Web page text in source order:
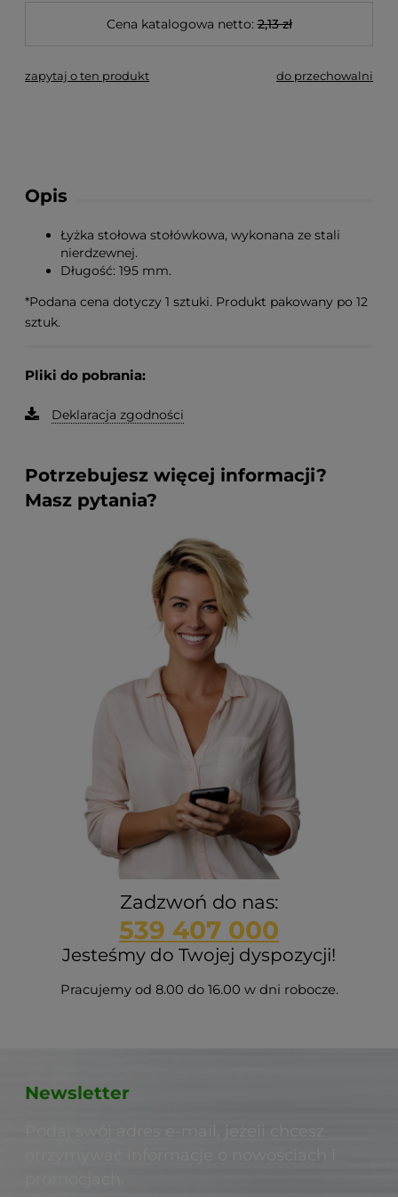
Cena katalogowa netto: 2,13 zł
zapytaj o ten produkt do przechowalni
Opis
Łyżka stołowa stołówkowa, wykonana ze stali
nierdzewnej.
Długość: 195 mm.
*Podana cena dotyczy 1 sztuki. Produkt pakowany po 12
sztuk.
Pliki do pobrania:
Deklaracja zgodności
Potrzebujesz więcej informacji?
Masz pytania?
Zadzwoń do nas:
539 407 000
Jesteśmy do Twojej dyspozycji!
Pracujemy od 8.00 do 16.00 w dni robocze.
Newsletter